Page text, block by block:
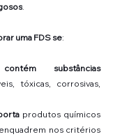
.
uma FDS se:
contém substâncias
tóxicas, corrosivas,
produtos químicos
nos critérios